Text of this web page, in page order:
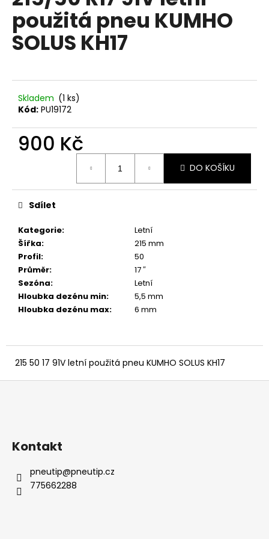
5
hvězdiček.
použitá pneu KUMHO
SOLUS KH17
Skladem (1 ks)
Kód: PU19172
900 Kč
DO KOŠÍKU
Kategorie:
Letní
Šířka:
215 mm
Profil:
50
Průměr:
17 ″
Sezóna:
Letní
Hloubka dezénu min:
5,5 mm
Hloubka dezénu max: 6 mm
Sdílet
215 50 17 91V letní použitá pneu KUMHO SOLUS KH17
a
j
í
?
D
o
o
u
č
u
e
Z
Kontakt
pneutip@pneutip.cz
775662288